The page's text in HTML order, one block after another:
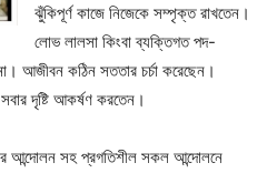
ঝুঁকিপূর্ণ কাজে নিজেকে সম্পৃক্ত রাখতেন।
লোভ লালসা কিংবা ব্যক্তিগত পদ-
আজীবন কঠিন সততার চর্চা করেছেন।
দৃষ্টি আকর্ষণ করতেন।
আন্দোলন সহ প্রগতিশীল সকল আন্দোলনে